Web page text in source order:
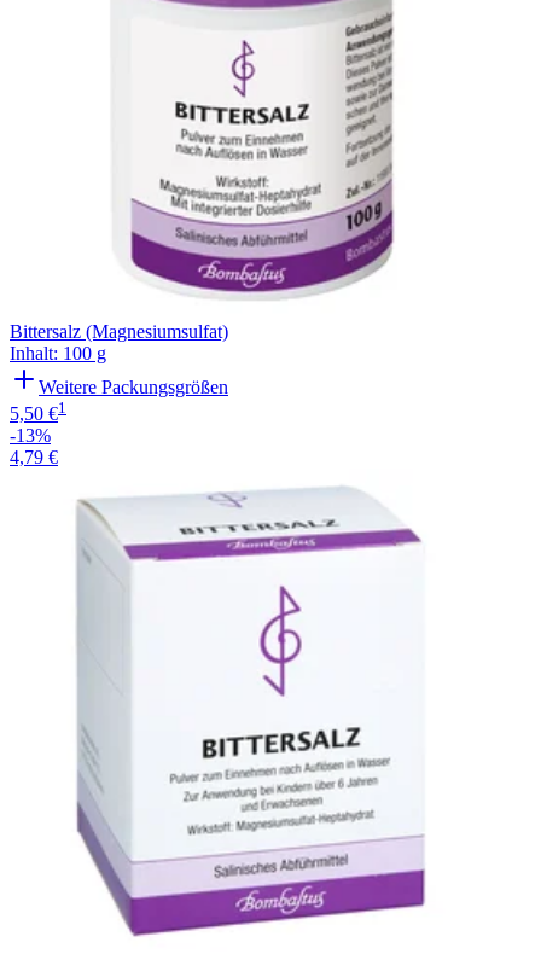
Bittersalz (Magnesiumsulfat)
Inhalt: 100 g
Weitere Packungsgrößen
5,50 €1
-13%
4,79 €